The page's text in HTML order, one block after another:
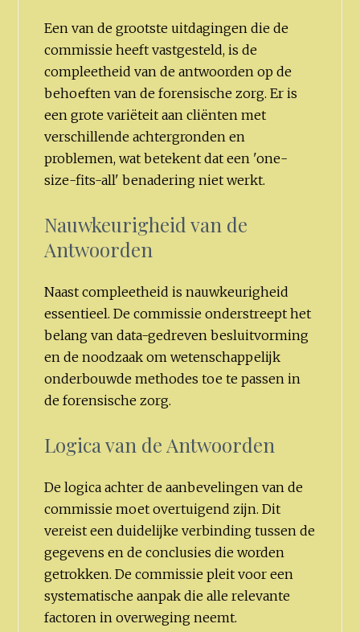
Een van de grootste uitdagingen die de
commissie heeft vastgesteld, is de
compleetheid van de antwoorden op de
behoeften van de forensische zorg. Er is
een grote variëteit aan cliënten met
verschillende achtergronden en
problemen, wat betekent dat een 'one-
size-fits-all' benadering niet werkt.
Nauwkeurigheid van de
Antwoorden
Naast compleetheid is nauwkeurigheid
essentieel. De commissie onderstreept het
belang van data-gedreven besluitvorming
en de noodzaak om wetenschappelijk
onderbouwde methodes toe te passen in
de forensische zorg.
Logica van de Antwoorden
De logica achter de aanbevelingen van de
commissie moet overtuigend zijn. Dit
vereist een duidelijke verbinding tussen de
gegevens en de conclusies die worden
getrokken. De commissie pleit voor een
systematische aanpak die alle relevante
factoren in overweging neemt.